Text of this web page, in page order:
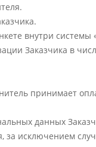
внутри
Заказчика в
принимает
данных
за исключением